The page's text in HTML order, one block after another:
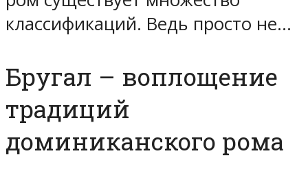
классификаций. Ведь просто не…
Бругал – воплощение
традиций
доминиканского рома